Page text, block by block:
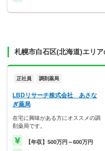
札幌市白石区(北海道)エリ
正社員 調剤薬局
LBDリサーチ株式会社 あさな
ぎ薬局
在宅に興味がある方にオススメの調
剤薬局です。
【年収】500万円～600万円